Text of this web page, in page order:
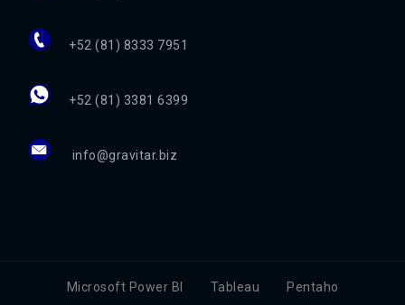
+52 (81) 8333 7951
+52 (81) 3381 6399
info@gravitar.biz
Microsoft Power BI Tableau Pentaho